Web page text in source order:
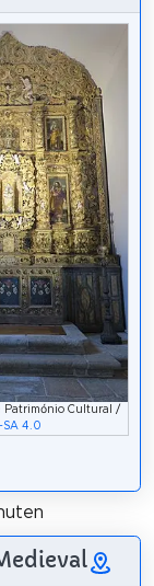
Património Cultural /
SA 4.0